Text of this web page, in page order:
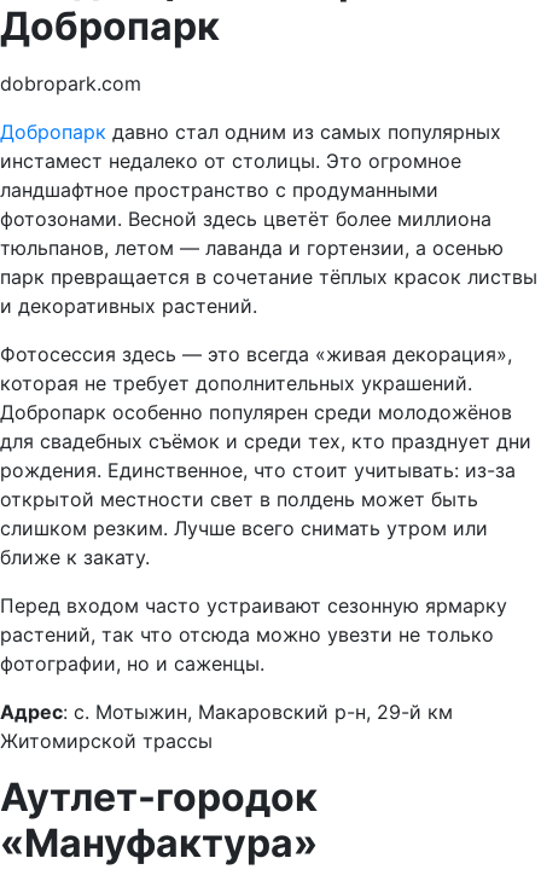
Добропарк
dobropark.com
Добропарк давно стал одним из самых популярных
инстамест недалеко от столицы. Это огромное
ландшафтное пространство с продуманными
фотозонами. Весной здесь цветёт более миллиона
тюльпанов, летом — лаванда и гортензии, а осенью
парк превращается в сочетание тёплых красок листвы
и декоративных растений.
Фотосессия здесь — это всегда «живая декорация»,
которая не требует дополнительных украшений.
Добропарк особенно популярен среди молодожёнов
для свадебных съёмок и среди тех, кто празднует дни
рождения. Единственное, что стоит учитывать: из-за
открытой местности свет в полдень может быть
слишком резким. Лучше всего снимать утром или
ближе к закату.
Перед входом часто устраивают сезонную ярмарку
растений, так что отсюда можно увезти не только
фотографии, но и саженцы.
Адрес: с. Мотыжин, Макаровский р-н, 29-й км
Житомирской трассы
Аутлет-городок
«Мануфактура»